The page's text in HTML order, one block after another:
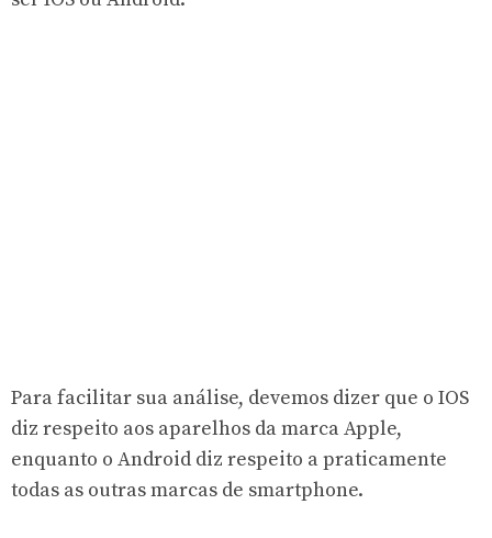
Para facilitar sua análise, devemos dizer que o IOS
diz respeito aos aparelhos da marca Apple,
enquanto o Android diz respeito a praticamente
todas as outras marcas de smartphone.